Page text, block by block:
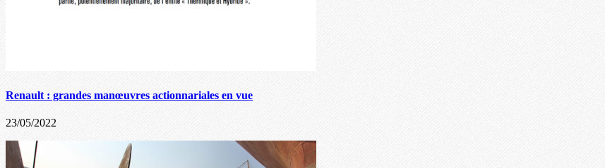
Renault : grandes manœuvres actionnariales en vue
23/05/2022